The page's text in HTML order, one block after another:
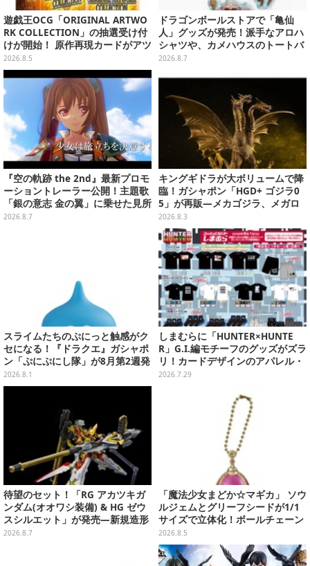
遊戯王OCG「ORIGINAL ARTWO
RK COLLECTION」の抽選受け付
けが開始！ 原作再現カードがアツ
いスペシャルパック
2026.8.5
ドラゴンボールストアで「亀仙
人」グッズが発売！派手なアロハ
シャツや、カメハウスのトートバ
ッグなど夏らしいアイテムがズラ
2026.8.7
『空の軌跡 the 2nd』最新プロモ
ーショントレーラー公開！主題歌
「銀の意志 金の翼」に乗せた見所
満載の映像に
2026.8.7
キングギドラが大ボリュームで降
臨！ガシャポン「HGD+ ゴジラ0
5」が再販―メカゴジラ、メガロ
なども揃った全4種
2026.8.3
スライムたちのぷにっと触感がク
セになる！『ドラクエ』ガシャポ
ン「ぷにぷにし隊」が8月第2週発
売―全4種ではぐれメタルは固め
2026.8.1
しまむらに「HUNTER×HUNTE
R」G.I.編モチーフのグッズがズラ
リ！カードデザインのアパレル・
雑貨、ゴレイヌの「オレが3人分
2026.7.29
待望のセット！「RG アカツキガ
ンダム(オオワシ装備) & HG ゼウ
スシルエット」が発売―新規造形
の股関節強化パーツも付属
2026.8.7
「魔法少女まどか☆マギカ」 ソウ
ルジェムとグリーフシードが1/1
サイズで立体化！ボールチェーン
を外せばフィギュアとして飾れる
ガシャポン全6種
2026.8.5